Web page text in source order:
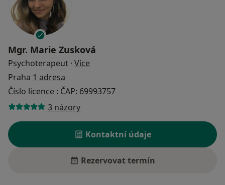
Mgr. Marie Zusková
Psychoterapeut · Více
Praha 1 adresa
Číslo licence : ČAP: 69993757
3 názory
Kontaktní údaje
Rezervovat termín